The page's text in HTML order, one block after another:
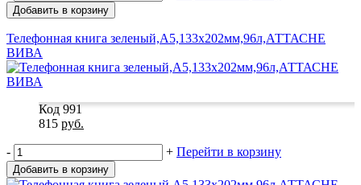
Добавить в корзину
Телефонная книга зеленый,А5,133х202мм,96л,АТТАСНЕ
ВИВА
Код 991
815 руб.
- + Перейти в корзину
Добавить в корзину